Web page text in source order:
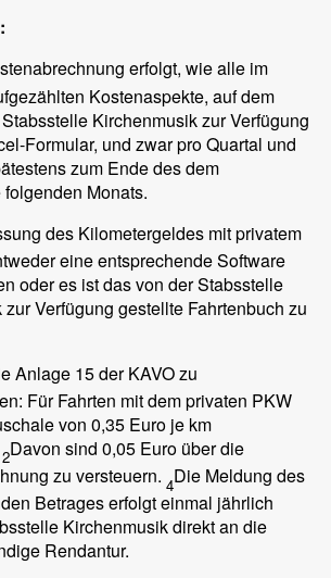
erfolgt, wie alle im
Kostenaspekte, auf dem
Kirchenmusik zur Verfügung
Formular, und zwar pro Quartal und
zum Ende des dem
Monats.
des Kilometergeldes mit privatem
eine entsprechende Software
oder es ist das von der Stabsstelle
Verfügung gestellte Fahrtenbuch zu
Anlage 15 der KAVO zu
Für Fahrten mit dem privaten PKW
von 0,35 Euro je km
2Davon sind 0,05 Euro über die
zu versteuern. 4Die Meldung des
Betrages erfolgt einmal jährlich
Kirchenmusik direkt an die
Rendantur.